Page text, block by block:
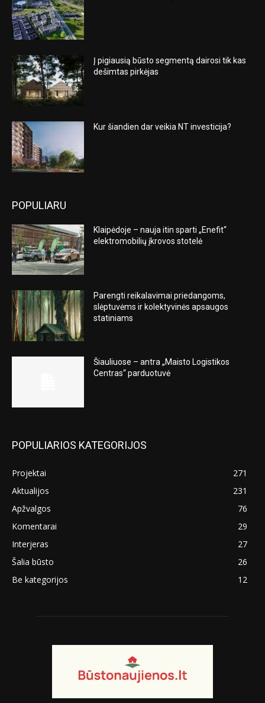
Į pigiausią būsto segmentą dairosi tik kas
dešimtas pirkėjas
Kur šiandien dar veikia NT investicija?
POPULIARU
Klaipėdoje – nauja itin sparti „Enefit“
elektromobilių įkrovos stotelė
Parengti reikalavimai priedangoms,
slėptuvėms ir kolektyvinės apsaugos
statiniams
Šiauliuose – antra „Maisto Logistikos
Centras“ parduotuvė
POPULIARIOS KATEGORIJOS
Projektai
271
Aktualijos
231
Apžvalgos
76
Komentarai
29
Interjeras
27
Šalia būsto
26
Be kategorijos
12